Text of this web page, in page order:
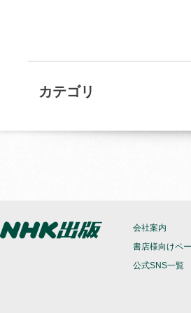
カテゴリ
会社案内
書店様向けペ
公式SNS一覧